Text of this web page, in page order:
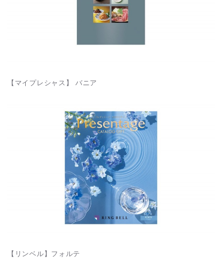
【マイプレシャス】 バニア
【リンベル】フォルテ